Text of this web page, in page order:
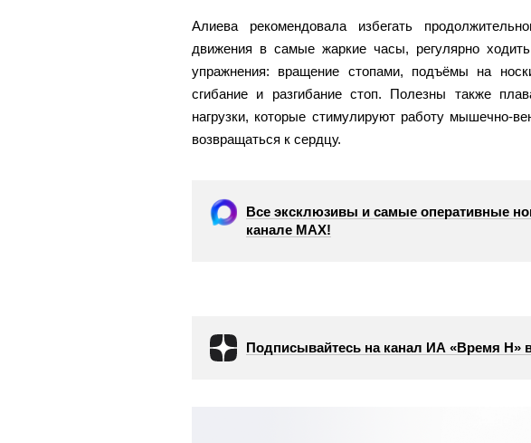
Алиева рекомендовала избегать
движения в самые жаркие часы, регулярно
упражнения: вращение стопами, подъёмы на
сгибание и разгибание стоп. Полезны также
нагрузки, которые стимулируют работу мышечно-
возвращаться к сердцу.
Все эксклюзивы и самые оперативные
канале МАХ!
Подписывайтесь на канал ИА «Время Н»